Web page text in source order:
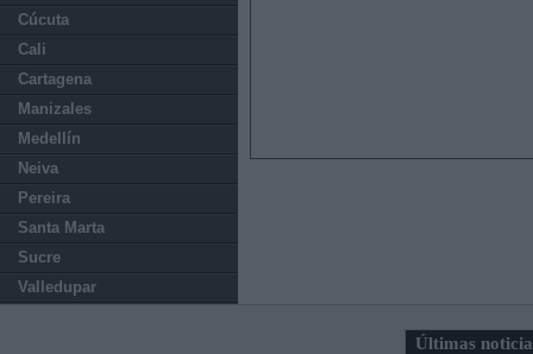
Cúcuta
Cali
Cartagena
Manizales
Medellín
Neiva
Pereira
Santa Marta
Sucre
Valledupar
Últimas